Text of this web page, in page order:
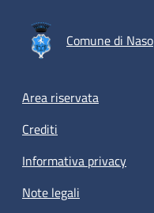
Comune di Naso
Footer menu
Area riservata
Crediti
Informativa privacy
Note legali